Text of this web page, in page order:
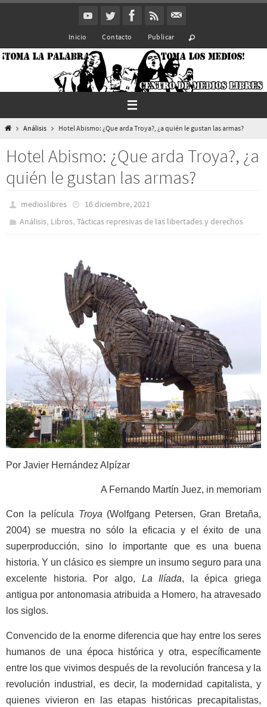
Inicio Contacto Publicar
InicioAnálisis Hotel Abismo: ¿Que arda Troya?, ¿a quién le gustan las armas?
Hotel Abismo: ¿Que arda Troya?, ¿a
quién le gustan las armas?
medioslibres
16 diciembre, 2021
Análisis, Libros,Tácticas represivas de las libertades y derechos
Por Javier Hernández Alpízar
A Fernando Martín Juez, in memoriam
Con la película Troya(Wolfgang Petersen, Gran Bretaña,
2004) se muestra no sólo la eficacia y el éxito de una
superproducción, sino lo importante que es una buena
historia. Y un clásico es siempre un insumo seguro para una
excelente historia. Por algo, La Ilíada, la épica griega
antigua por antonomasia atribuida a Homero, ha atravesado
los siglos.
Convencido de la enorme diferencia que hay entre los seres
humanos de una época histórica y otra, específicamente
entre los que vivimos después de la revolución francesa y la
revolución industrial, es decir, la modernidad capitalista, y
quienes vivieron en las etapas históricas precapitalistas,